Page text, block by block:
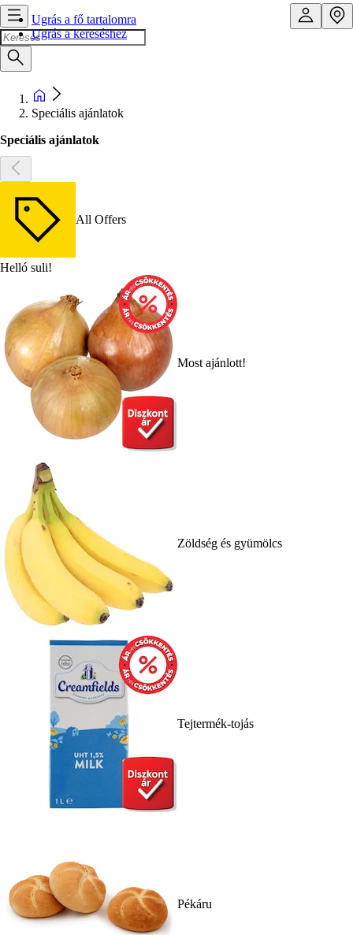
Ugrás a fő tartalomra
Ugrás a kereséshez
Speciális ajánlatok
Speciális ajánlatok
All Offers
Helló suli!
Most ajánlott!
Zöldség és gyümölcs
Tejtermék-tojás
Pékáru